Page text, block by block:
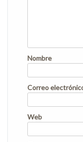
Nombre
Correo
Web